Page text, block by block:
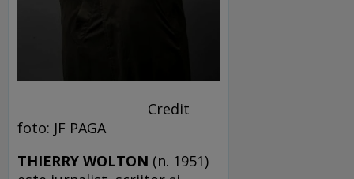
Credit
foto: JF PAGA
THIERRY WOLTON (n. 1951)